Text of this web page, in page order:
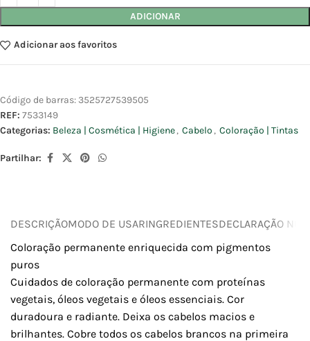
ADICIONAR
Adicionar aos favoritos
Código de barras: 3525727539505
REF: 7533149
Categorias: Beleza | Cosmética | Higiene, Cabelo , Coloração | Tintas
Partilhar:
DESCRIÇÃOMODO DE USARINGREDIENTESDECLARAÇÃO
Coloração permanente enriquecida com pigmentos
puros
Cuidados de coloração permanente com proteínas
vegetais, óleos vegetais e óleos essenciais. Cor
duradoura e radiante. Deixa os cabelos macios e
brilhantes. Cobre todos os cabelos brancos na primeira